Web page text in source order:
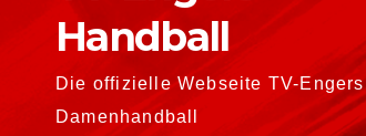
Handball
Die offizielle Webseite TV-Engers
Damenhandball